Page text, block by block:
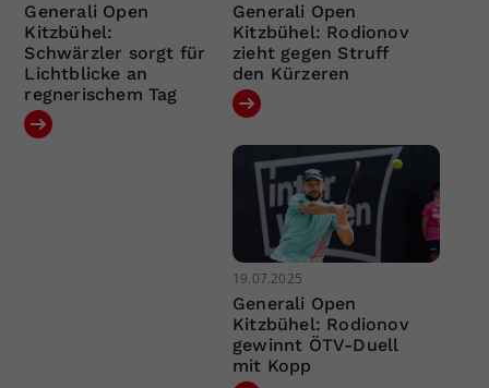
Generali Open
Kitzbühel:
Schwärzler sorgt für
Lichtblicke an
regnerischem Tag
Generali Open
Kitzbühel: Rodionov
zieht gegen Struff
den Kürzeren
19.07.2025
Generali Open
Kitzbühel: Rodionov
gewinnt ÖTV-Duell
mit Kopp